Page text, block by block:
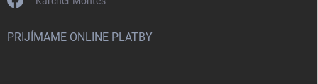
PRIJÍMAME ONLINE PLATBY